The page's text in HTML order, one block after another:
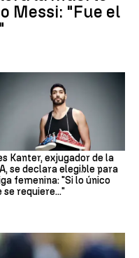
Messi: "Fue el
Kanter, exjugador de la
se declara elegible para
femenina: "Si lo único
se requiere..."